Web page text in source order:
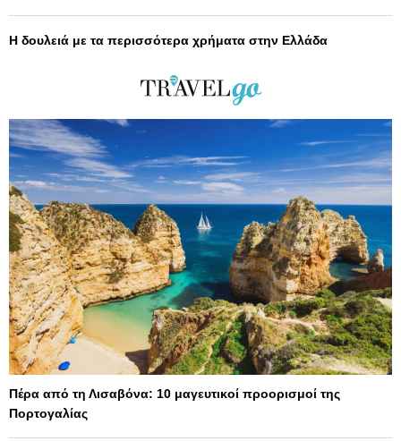
Η δουλειά με τα περισσότερα χρήματα στην Ελλάδα
Πέρα από τη Λισαβόνα: 10 μαγευτικοί προορισμοί της
Πορτογαλίας